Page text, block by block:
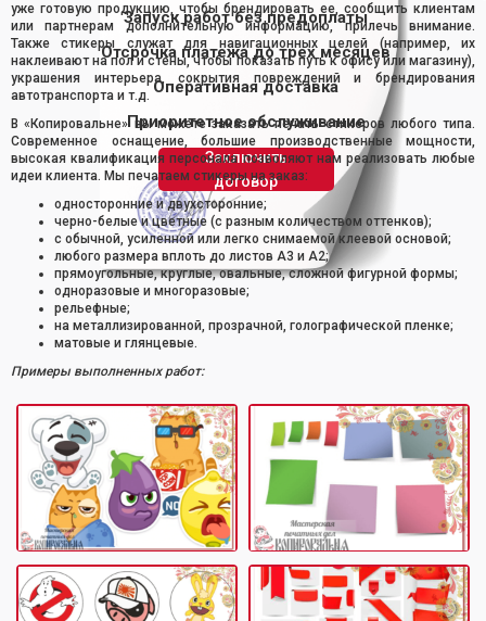
Запуск работ без предоплаты
Отсрочка платежа до трех месяцев
Оперативная доставка
Приоритетное обслуживание
Заключить
договор
уже готовую продукцию, чтобы брендировать ее, сообщить клиентам
или партнерам дополнительную информацию, прилечь внимание.
Также стикеры служат для навигационных целей (например, их
наклеивают на пол и стены, чтобы показать путь к офису или магазину),
украшения интерьера, сокрытия повреждений и брендирования
автотранспорта и т.д.
В «Копировальне» вы можете заказать печать стикеров любого типа.
Современное оснащение, большие производственные мощности,
высокая квалификация персонала позволяют нам реализовать любые
идеи клиента. Мы печатаем стикеры на заказ:
односторонние и двухсторонние;
черно-белые и цветные (с разным количеством оттенков);
с обычной, усиленной или легко снимаемой клеевой основой;
любого размера вплоть до листов А3 и А2;
прямоугольные, круглые, овальные, сложной фигурной формы;
одноразовые и многоразовые;
рельефные;
на металлизированной, прозрачной, голографической пленке;
матовые и глянцевые.
Примеры выполненных работ: